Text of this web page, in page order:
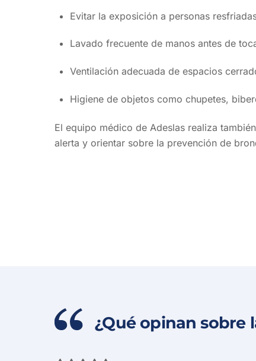
Evitar la exposición a personas
Lavado frecuente de manos antes de
Ventilación adecuada de espacios
Higiene de objetos como chupetes,
El equipo médico de Adeslas realiza
alerta y orientar sobre la prevención de
¿Qué opinan sobre